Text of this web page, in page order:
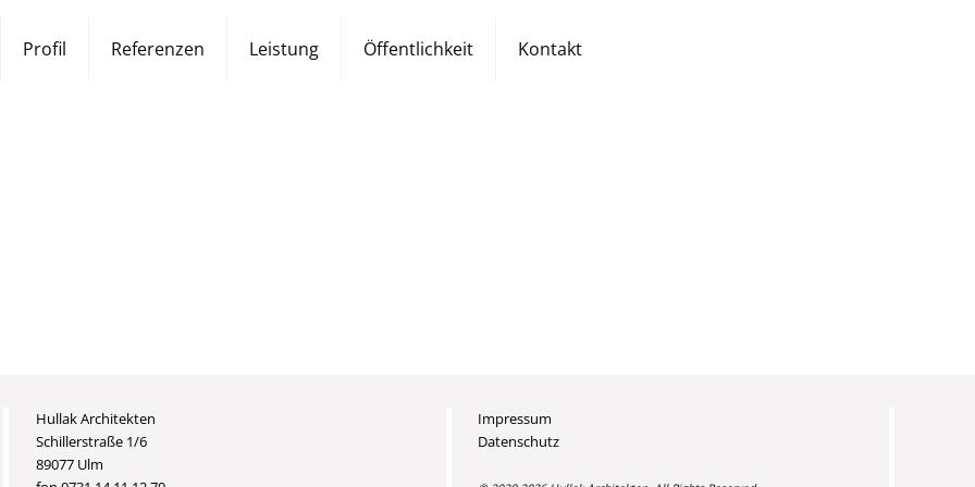
Profil Referenzen Leistung Öffentlichkeit Kontakt
Hullak Architekten
Schillerstraße 1/6
89077 Ulm
Impressum
Datenschutz